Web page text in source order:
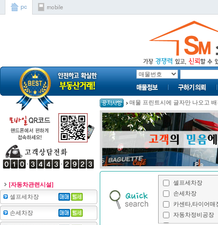
[자동차관련시설]
셀프세차장
손세차장
매물 프린트시에 글자만 나오고 배